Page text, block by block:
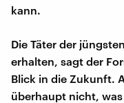
kann.
Die Täter der
erhalten, sagt der
Blick in die Zukunft.
überhaupt nicht,